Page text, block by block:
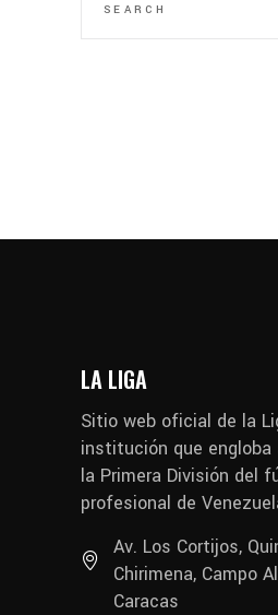
LA LIGA
Sitio web oficial de la
institución que engloba
la Primera División del
profesional de
Av. Los Cortijos,
Chirimena, Campo
Caracas